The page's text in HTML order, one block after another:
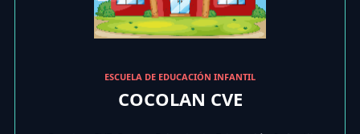
ESCUELA DE EDUCACIÓN INFANTIL
COCOLAN CVE